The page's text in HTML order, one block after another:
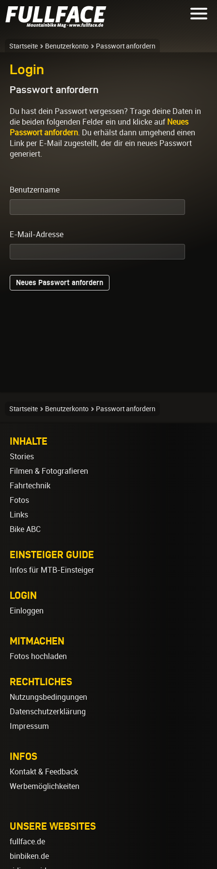
Startseite Benutzerkonto Passwort anfordern
Login
Passwort anfordern
Du hast dein Passwort vergessen? Trage deine Daten in
die beiden folgenden Felder ein und klicke auf Neues
Passwort anfordern. Du erhälst dann umgehend einen
Link per E-Mail zugestellt, der dir ein neues Passwort
generiert.
Benutzername
E-Mail-Adresse
Startseite Benutzerkonto Passwort anfordern
INHALTE
Stories
Filmen & Fotografieren
Fahrtechnik
Fotos
Links
Bike ABC
EINSTEIGER GUIDE
Infos für MTB-Einsteiger
LOGIN
Einloggen
MITMACHEN
Fotos hochladen
RECHTLICHES
Nutzungsbedingungen
Datenschutzerklärung
Impressum
INFOS
Kontakt & Feedback
Werbemöglichkeiten
UNSERE WEBSITES
fullface.de
binbiken.de